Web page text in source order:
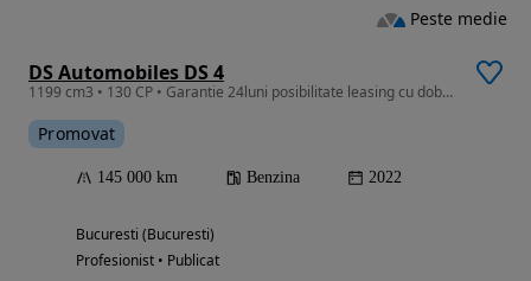
DS Automobiles DS 4
1199 cm3 • 130 CP • Garantie 24luni posibilitate leasing cu dobanda anuala fixa 4.25%
Promovat
145 000 km Benzina 2022
Bucuresti (Bucuresti)
Profesionist • Publicat
Peste medie